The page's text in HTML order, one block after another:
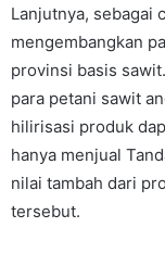
Lanjutnya, sebagai
mengembangkan
provinsi basis
para petani sawit
hilirisasi produk
hanya menjual
nilai tambah dari
tersebut.